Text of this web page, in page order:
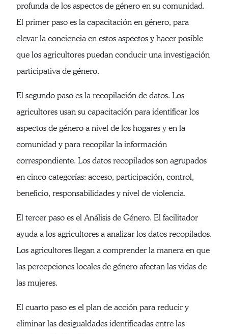
profunda de los aspectos de género en su comunidad.
El primer paso es la capacitación en género, para
elevar la conciencia en estos aspectos y hacer posible
que los agricultores puedan conducir una investigación
participativa de género.
El segundo paso es la recopilación de datos. Los
agricultores usan su capacitación para identificar los
aspectos de género a nivel de los hogares y en la
comunidad y para recopilar la información
correspondiente. Los datos recopilados son agrupados
en cinco categorías: acceso, participación, control,
beneficio, responsabilidades y nivel de violencia.
El tercer paso es el Análisis de Género. El facilitador
ayuda a los agricultores a analizar los datos recopilados.
Los agricultores llegan a comprender la manera en que
las percepciones locales de género afectan las vidas de
las mujeres.
El cuarto paso es el plan de acción para reducir y
eliminar las desigualdades identificadas entre las